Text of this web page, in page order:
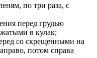
по три раза, с
перед грудью
в кулак;
со скрещенными на
потом справа